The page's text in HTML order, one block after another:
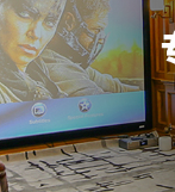
背
高尔
电动